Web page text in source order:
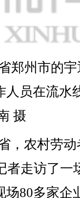
郑州市的
人员在流水
摄
，农村劳
者走访了一
场80多家企